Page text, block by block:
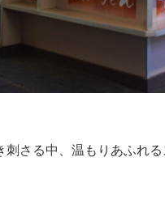
刺さる中、温もりあふれ